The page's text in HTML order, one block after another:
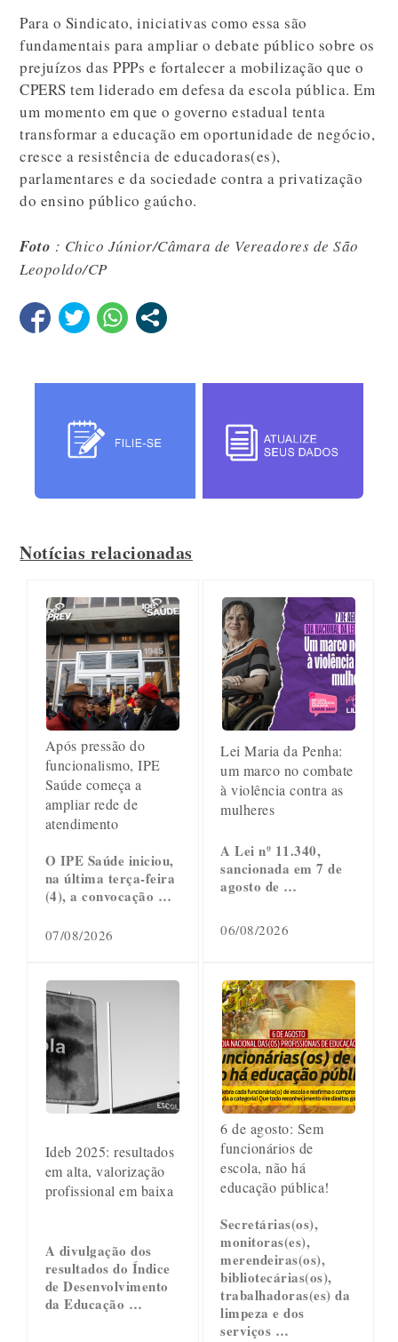
Para o Sindicato, iniciativas como essa são
fundamentais para ampliar o debate público sobre os
prejuízos das PPPs e fortalecer a mobilização que o
CPERS tem liderado em defesa da escola pública. Em
um momento em que o governo estadual tenta
transformar a educação em oportunidade de negócio,
cresce a resistência de educadoras(es),
parlamentares e da sociedade contra a privatização
do ensino público gaúcho.
Foto : Chico Júnior/Câmara de Vereadores de São
Leopoldo/CP
Notícias relacionadas
Após pressão do
funcionalismo, IPE
Saúde começa a
ampliar rede de
atendimento
O IPE Saúde iniciou,
na última terça-feira
(4), a convocação …
07/08/2026
Lei Maria da Penha:
um marco no combate
à violência contra as
mulheres
A Lei nº 11.340,
sancionada em 7 de
agosto de …
06/08/2026
Ideb 2025: resultados
em alta, valorização
profissional em baixa
A divulgação dos
resultados do Índice
de Desenvolvimento
da Educação …
6 de agosto: Sem
funcionários de
escola, não há
educação pública!
Secretárias(os),
monitoras(es),
merendeiras(os),
bibliotecárias(os),
trabalhadoras(es) da
limpeza e dos
serviços …